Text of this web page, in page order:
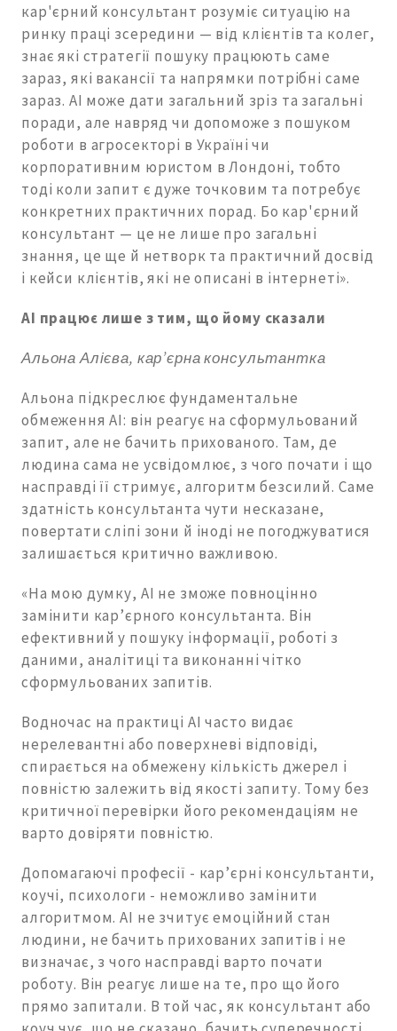
кар'єрний консультант розуміє ситуацію на
ринку праці зсередини — від клієнтів та колег,
знає які стратегії пошуку працюють саме
зараз, які вакансії та напрямки потрібні саме
зараз. АІ може дати загальний зріз та загальні
поради, але навряд чи допоможе з пошуком
роботи в агросекторі в Україні чи
корпоративним юристом в Лондоні, тобто
тоді коли запит є дуже точковим та потребує
конкретних практичних порад. Бо кар'єрний
консультант — це не лише про загальні
знання, це ще й нетворк та практичний досвід
і кейси клієнтів, які не описані в інтернеті».
AI працює лише з тим, що йому сказали
Альона Алієва, кар’єрна консультантка
Альона підкреслює фундаментальне
обмеження AI: він реагує на сформульований
запит, але не бачить прихованого. Там, де
людина сама не усвідомлює, з чого почати і що
насправді її стримує, алгоритм безсилий. Саме
здатність консультанта чути несказане,
повертати сліпі зони й іноді не погоджуватися
залишається критично важливою.
«На мою думку, AI не зможе повноцінно
замінити кар’єрного консультанта. Він
ефективний у пошуку інформації, роботі з
даними, аналітиці та виконанні чітко
сформульованих запитів.
Водночас на практиці AI часто видає
нерелевантні або поверхневі відповіді,
спирається на обмежену кількість джерел і
повністю залежить від якості запиту. Тому без
критичної перевірки його рекомендаціям не
варто довіряти повністю.
Допомагаючі професії - кар’єрні консультанти,
коучі, психологи - неможливо замінити
алгоритмом. AI не зчитує емоційний стан
людини, не бачить прихованих запитів і не
визначає, з чого насправді варто почати
роботу. Він реагує лише на те, про що його
прямо запитали. В той час, як консультант або